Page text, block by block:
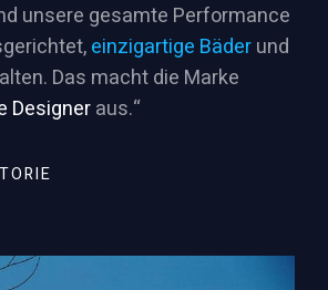
unsere gesamte Performance
einzigartige Bäderund
Das macht die Marke
Designeraus.“